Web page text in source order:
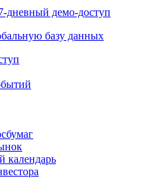
дневный демо-доступ
базу данных
календарь